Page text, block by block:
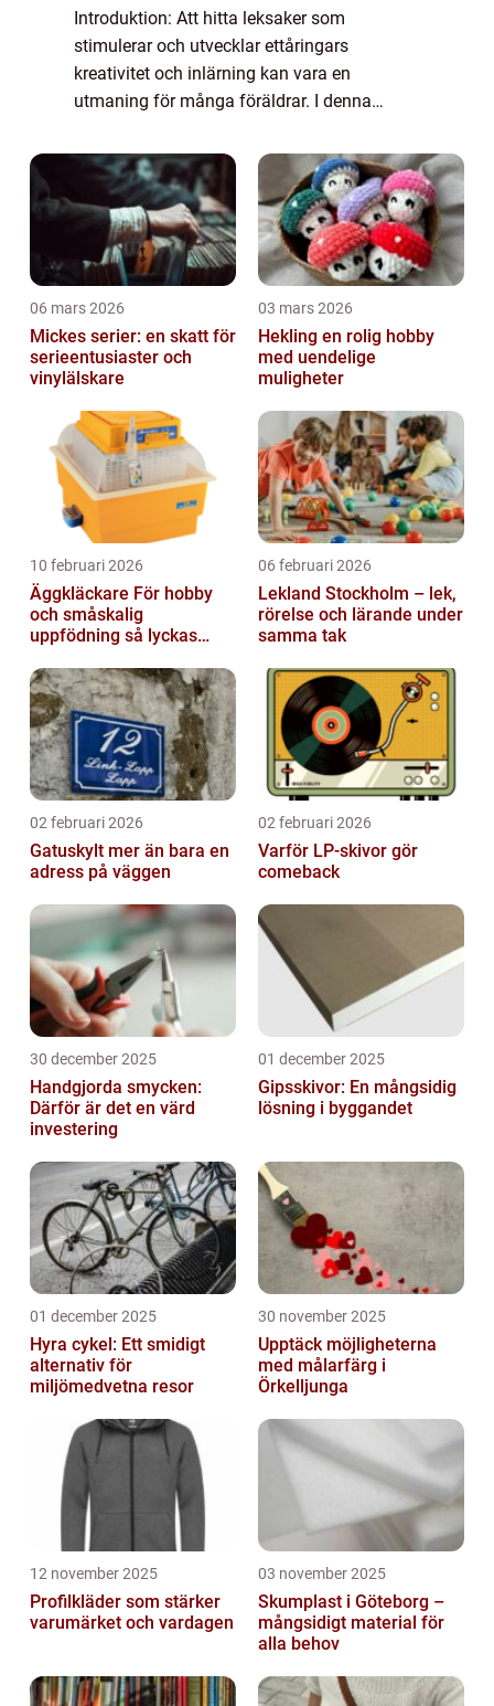
Introduktion: Att hitta leksaker som
stimulerar och utvecklar ettåringars
kreativitet och inlärning kan vara en
utmaning för många föräldrar. I denna
över ”utvecklande leksaker 1 år” – v...
06 mars 2026
Mickes serier: en skatt för
serieentusiaster och
vinylälskare
03 mars 2026
Hekling en rolig hobby
med uendelige
muligheter
10 februari 2026
Äggkläckare För hobby
och småskalig
uppfödning så lyckas
06 februari 2026
Lekland Stockholm – lek,
rörelse och lärande under
samma tak
02 februari 2026
Gatuskylt mer än bara en
adress på väggen
02 februari 2026
Varför LP-skivor gör
comeback
30 december 2025
Handgjorda smycken:
Därför är det en värd
investering
01 december 2025
Gipsskivor: En mångsidig
lösning i byggandet
01 december 2025
Hyra cykel: Ett smidigt
alternativ för
miljömedvetna resor
30 november 2025
Upptäck möjligheterna
med målarfärg i
Örkelljunga
12 november 2025
Profilkläder som stärker
varumärket och vardagen
03 november 2025
Skumplast i Göteborg –
mångsidigt material för
alla behov